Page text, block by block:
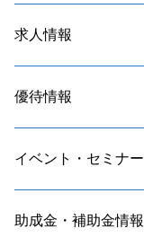
求人情報
優待情報
イベント・セミナー
助成金・補助金情報